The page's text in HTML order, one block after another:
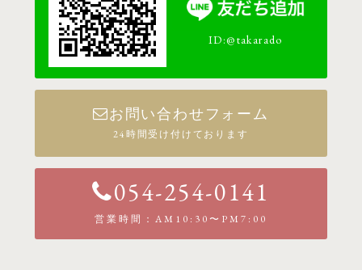
ID:@takarado
お問い合わせフォーム
24時間受け付けております
054-254-0141
営業時間：AM10:30〜PM7:00